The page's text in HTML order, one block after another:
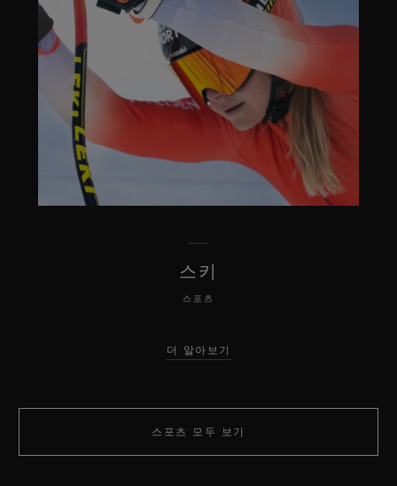
스키
스포츠
더 알아보기
스포츠 모두 보기